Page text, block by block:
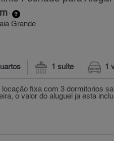
-
Grande
1 suíte 1
fixa com 3 dormitorios
o valor do aluguel ja esta